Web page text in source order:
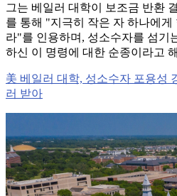
그는 베일러 대학이 보조금 반환
를 통해 "지극히 작은 자 하나에게
라"를 인용하며, 성소수자를 섬기
하신 이 명령에 대한 순종이라고
美 베일러 대학, 성소수자 포용성
러 받아